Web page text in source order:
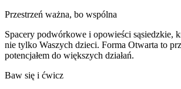
Przestrzeń ważna, bo wspólna
Spacery podwórkowe i opowieści sąsiedzkie,
nie tylko Waszych dzieci. Forma Otwarta to
potencjałem do większych działań.
Baw się i ćwicz